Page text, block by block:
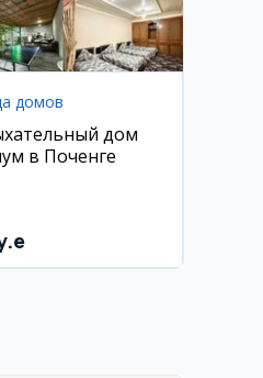
домов
дом
в Поченге